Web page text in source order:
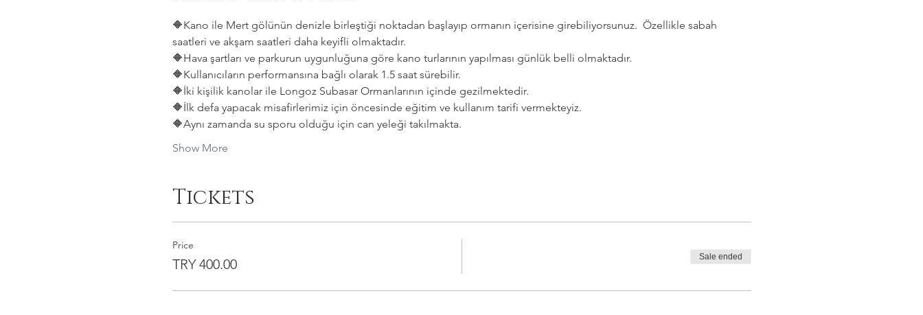
🔶️Kano ile Mert gölünün denizle birleştiği noktadan başlayıp ormanın içerisine girebiliyorsunuz.  Özellikle sabah
saatleri ve akşam saatleri daha keyifli olmaktadır.
🔶️Hava şartları ve parkurun uygunluğuna göre kano turlarının yapılması günlük belli olmaktadır.
🔶️Kullanıcıların performansına bağlı olarak 1.5 saat sürebilir.
🔶️İki kişilik kanolar ile Longoz Subasar Ormanlarının içinde gezilmektedir.
🔶️İlk defa yapacak misafirlerimiz için öncesinde eğitim ve kullanım tarifi vermekteyiz.
🔶️Aynı zamanda su sporu olduğu için can yeleği takılmakta.
Show More
Tickets
Price
TRY 400.00 Sale ended